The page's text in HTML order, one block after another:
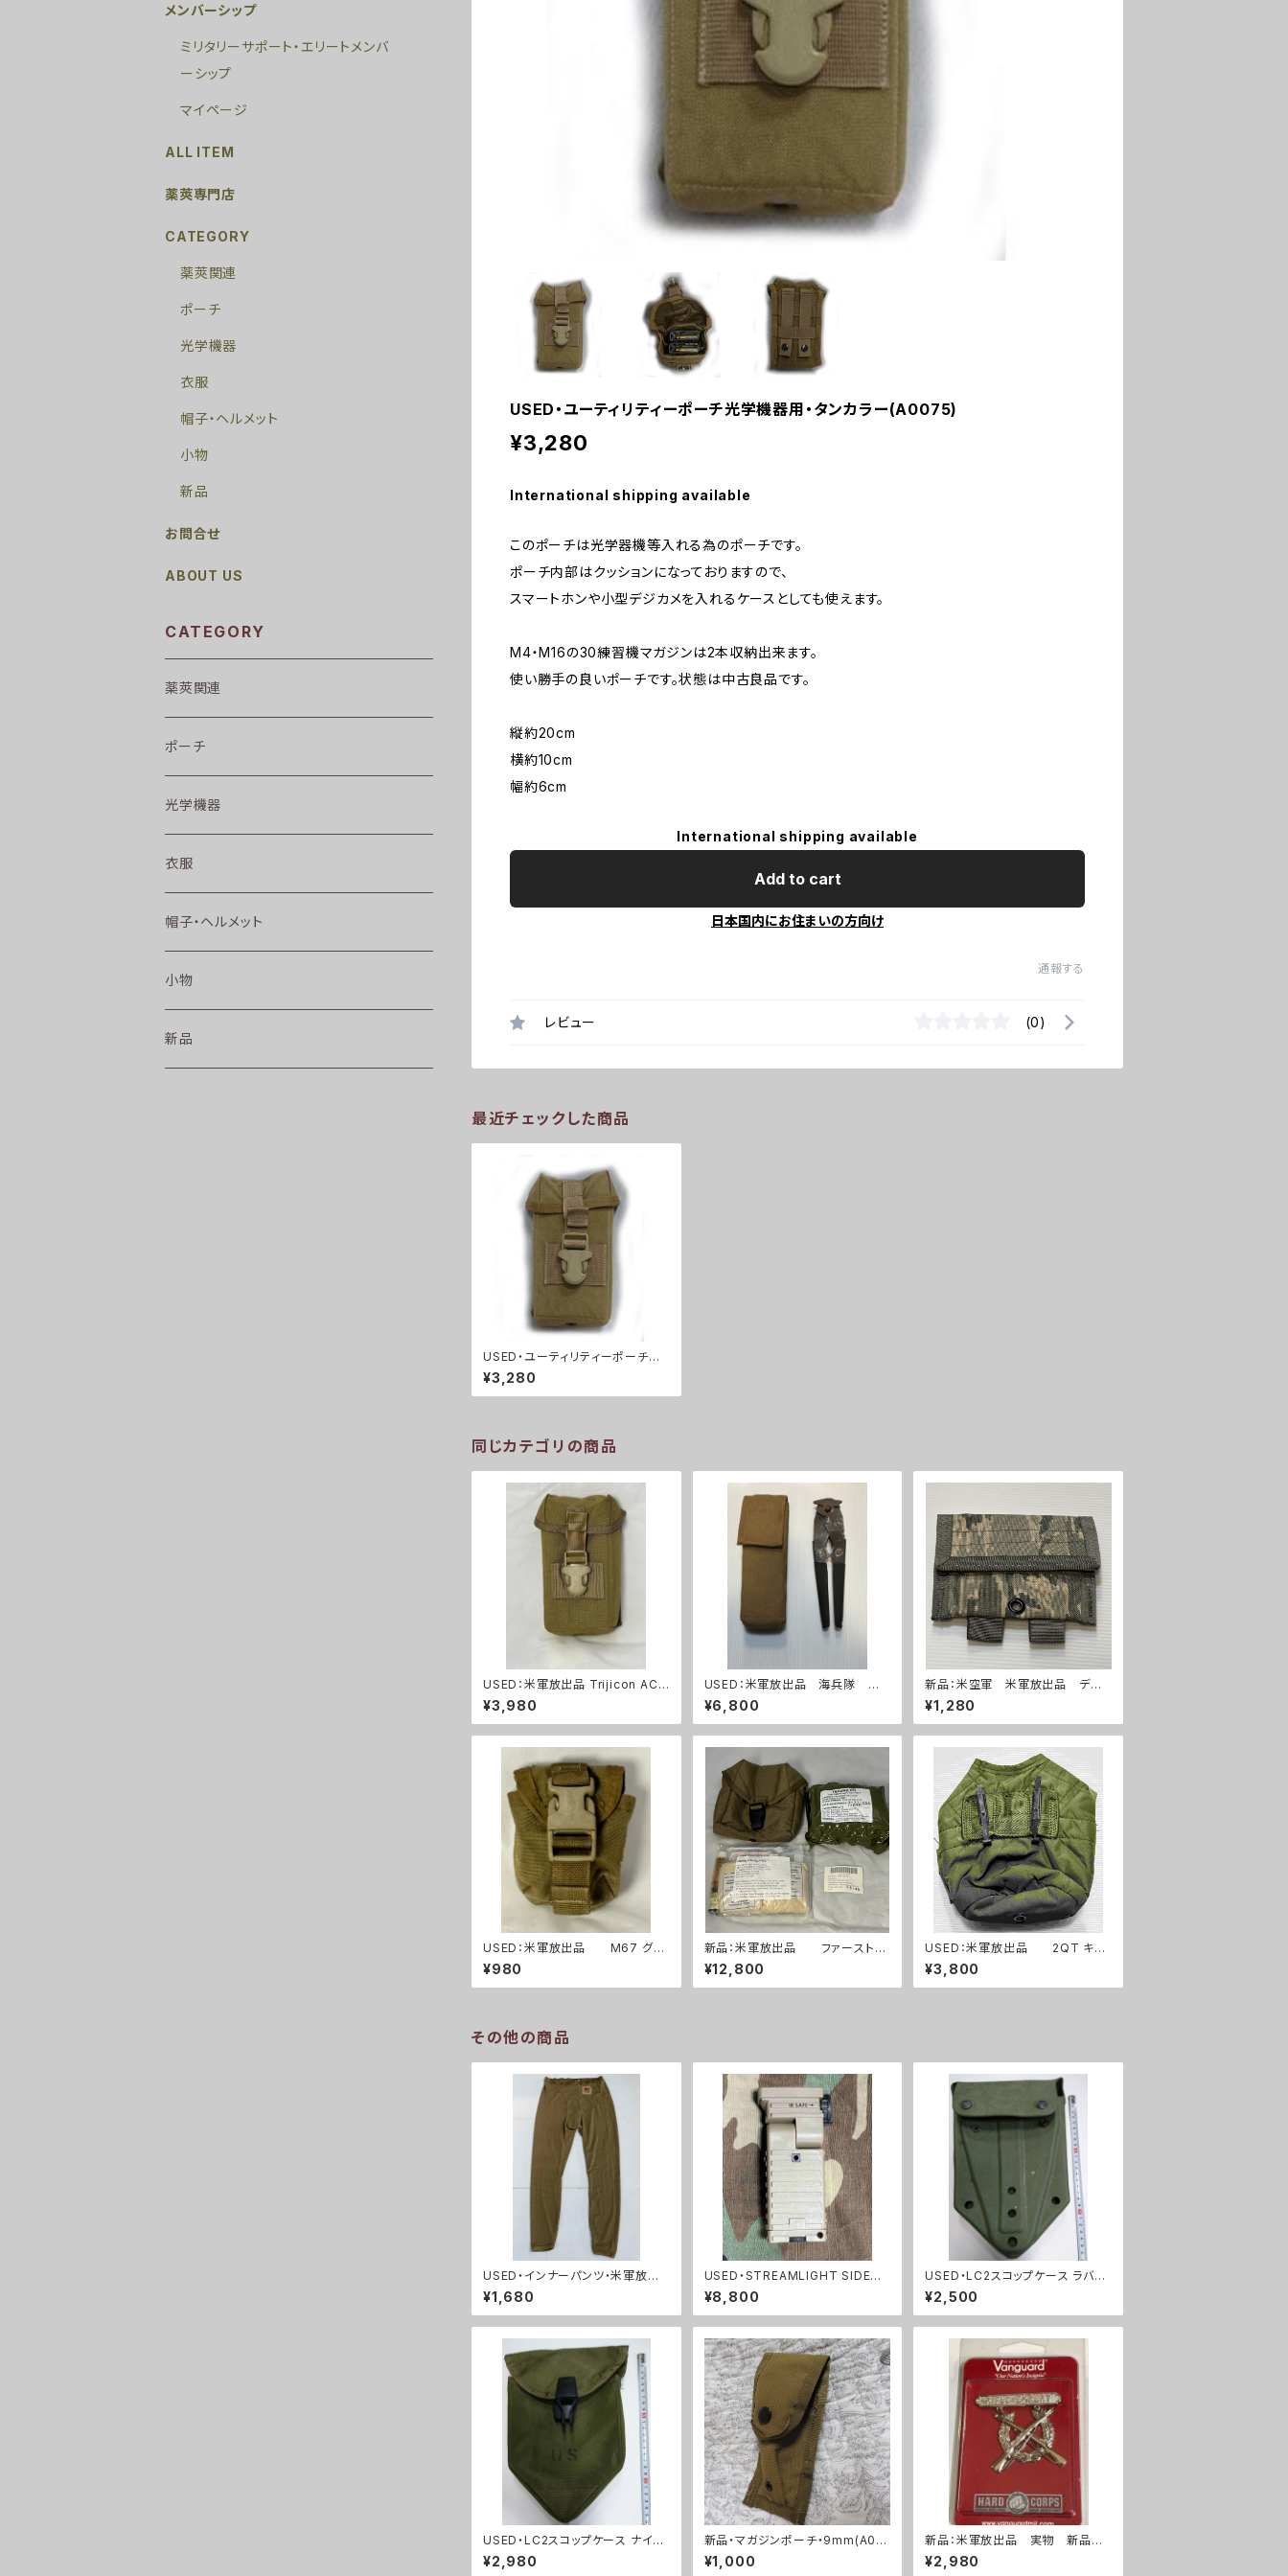
USED・ユーティリティーポーチ光学機器用・タンカラー(A0075)
¥3,280
International shipping available
このポーチは光学器機等入れる為のポーチです。
ポーチ内部はクッションになっておりますので、
スマートホンや小型デジカメを入れるケースとしても使えます。
M4・M16の30練習機マガジンは2本収納出来ます。
使い勝手の良いポーチです。状態は中古良品です。
縦約20cm
横約10cm
幅約6cm
International shipping available
Add to cart
日本国内にお住まいの方向け
通報する
レビュー (0)
最近チェックした商品
USED・ユーティリティーポーチ光
学機器用・タンカラー(A0075)
¥3,280
同じカテゴリの商品
USED：米軍放出品 Trijicon ACO
G RCO トリジコン アコグ ポー
チ タンカラー(A288)
¥3,980
USED：米軍放出品 海兵隊
ワイヤーカッター+ポーチ(A0264)
¥6,800
新品：米空軍 米軍放出品 デジ
タルタイガー迷彩 ABU ユーティ
リティーポーチ(A0263)
¥1,280
USED：米軍放出品 M67 グレ
ネードポーチ コヨーテ USMC 海
兵隊(A0262)
¥980
新品：米軍放出品 ファーストエ
イドキット トラウマキット フルセ
ット(A0261)
¥12,800
USED：米軍放出品 2QT キャ
ンティーンポーチ OD(A0253)
¥3,800
その他の商品
USED・インナーパンツ・米軍放出
品 FROG インナー パンツ ズ
ボン(A0154)
¥1,680
USED・STREAMLIGHT SIDEWI
NDER・米軍放出品 (A0185)
¥8,800
USED・LC2スコップケース ラバー
タイプ(A0040)
¥2,500
USED・LC2スコップケース ナイロ
ンタイプ(A0041)
¥2,980
新品・マガジンポーチ・9mm(A001
3)
¥1,000
新品：米軍放出品 実物 新品
ライフルエキスパート 勲章(A28
5)
¥2,980
メンバーシップ
ミリタリーサポート・エリートメンバ
ーシップ
マイページ
ALL ITEM
薬莢専門店
CATEGORY
薬莢関連
ポーチ
光学機器
衣服
帽子・ヘルメット
小物
新品
お問合せ
ABOUT US
CATEGORY
薬莢関連
ポーチ
光学機器
衣服
帽子・ヘルメット
小物
新品